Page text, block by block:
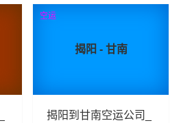
99 查看详细
揭阳 - 甘南
揭阳到甘南空运公司_
空运